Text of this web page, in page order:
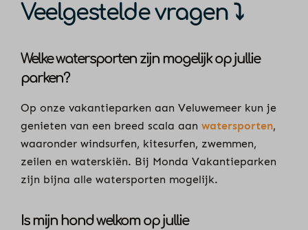
Veelgestelde vragen ⤵
Welke watersporten zijn mogelijk op jullie
parken?
Op onze vakantieparken aan Veluwemeer kun je
genieten van een breed scala aanwatersporten,
waaronder windsurfen, kitesurfen, zwemmen,
zeilen en waterskiën. Bij Monda Vakantieparken
zijn bijna alle watersporten mogelijk.
Is mijn hond welkom op jullie